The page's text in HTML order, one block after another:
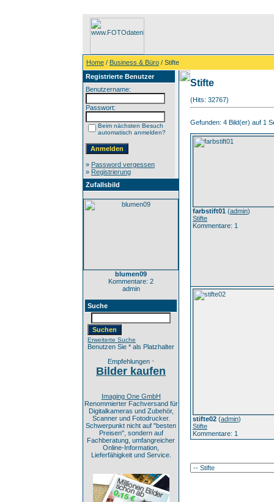
Home / Business & Büro / Stifte
Registrierte Benutzer
Benutzername:
Passwort:
Beim nächsten Besuch
automatisch anmelden?
» Password vergessen
» Registrierung
Zufallsbild
blumen09
Kommentare: 2
admin
Suche
Erweiterte Suche
Benutzen Sie * als Platzhalter
Empfehlungen *
Bilder kaufen
Imaging One GmbH
Renommierter Fachversand für
Digitalkameras und Zubehör,
Scanner und Fotodrucker.
Schwerpunkt nicht auf "besten
Preisen", sondern auf
Fachberatung, umfangreicher
Online-Information,
Lieferfähigkeit und Service.
Stifte
(Hits: 32767)
Gefunden: 4 Bild(er) auf 1
farbstift01 (admin)
Stifte
Kommentare: 1
stifte02 (admin)
Stifte
Kommentare: 1